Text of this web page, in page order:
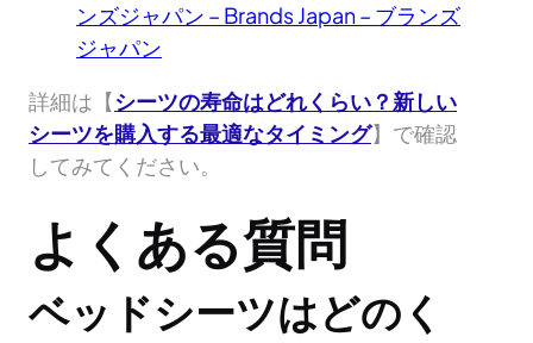
ンズジャパン – Brands Japan – ブランズ
ジャパン
詳細は【シーツの寿命はどれくらい？新しい
シーツを購入する最適なタイミング】で確認
してみてください。
よくある質問
ベッドシーツはどのく